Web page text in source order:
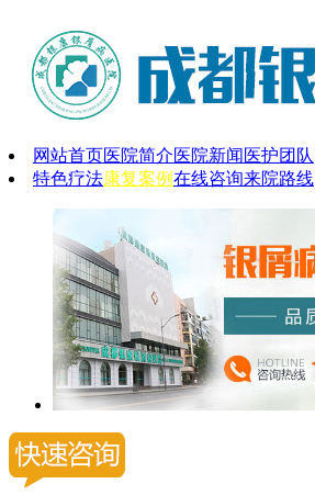
网站首页医院简介医院新闻 医护团队
特色疗法康复案例在线咨询来院路线